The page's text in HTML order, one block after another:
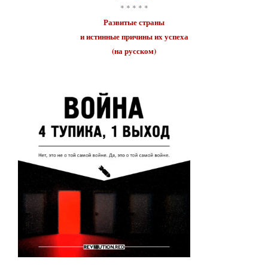
* * * * *
Развитые страны
и истинные причины ихуспеха
(на русском)